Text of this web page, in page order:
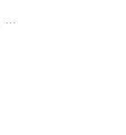
...